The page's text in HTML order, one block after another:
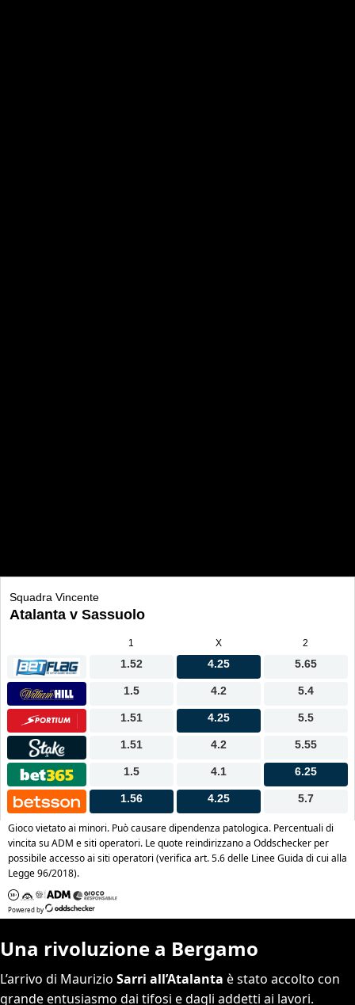
Una rivoluzione a Bergamo
L’arrivo di Maurizio Sarri all’Atalanta è stato accolto con
grande entusiasmo dai tifosi e dagli addetti ai lavori.